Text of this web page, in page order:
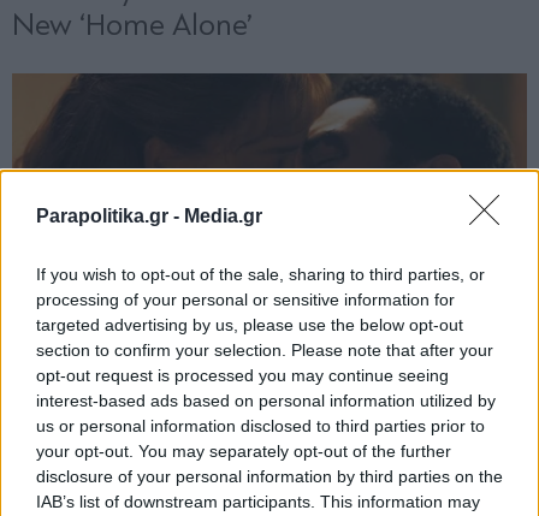
Parapolitika.gr - Media.gr
If you wish to opt-out of the sale, sharing to third parties, or
processing of your personal or sensitive information for
targeted advertising by us, please use the below opt-out
section to confirm your selection. Please note that after your
opt-out request is processed you may continue seeing
interest-based ads based on personal information utilized by
us or personal information disclosed to third parties prior to
your opt-out. You may separately opt-out of the further
disclosure of your personal information by third parties on the
IAB’s list of downstream participants. This information may